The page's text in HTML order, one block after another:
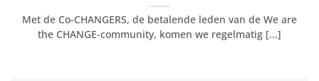
Met de Co-CHANGERS, de betalende leden van de We are
the CHANGE-community, komen we regelmatig [...]